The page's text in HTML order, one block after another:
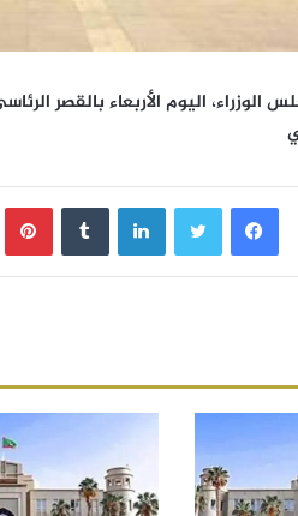
اليوم الأربعاء بالقصر
فيسبوك لينكدإن